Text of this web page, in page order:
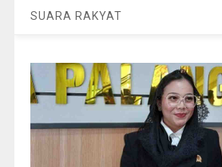
SUARA RAKYAT